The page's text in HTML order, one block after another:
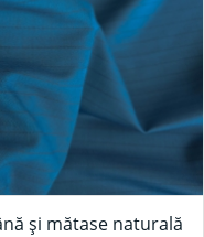
și mătase naturală